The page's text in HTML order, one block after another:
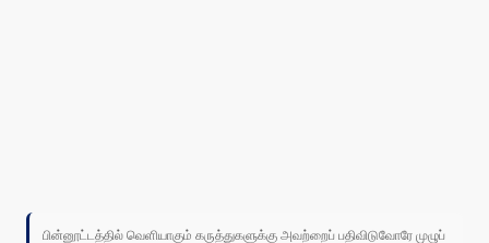
பின்னூட்டத்தில் வெளியாகும் கருத்துகளுக்கு அவற்றைப் பதிவிடுவோரே முழுப்